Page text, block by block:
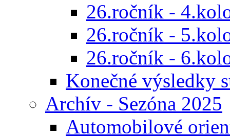
26.ročník -
26.ročník -
26.ročník -
Konečné výsledky
Archív - Sezóna 2025
Automobilové